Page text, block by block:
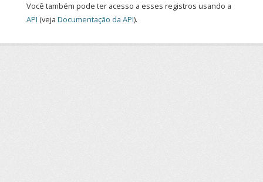
Você também pode ter acesso a esses registros usando a
API (veja Documentação da API).